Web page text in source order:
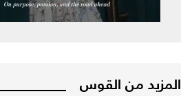
المزيد من القوس